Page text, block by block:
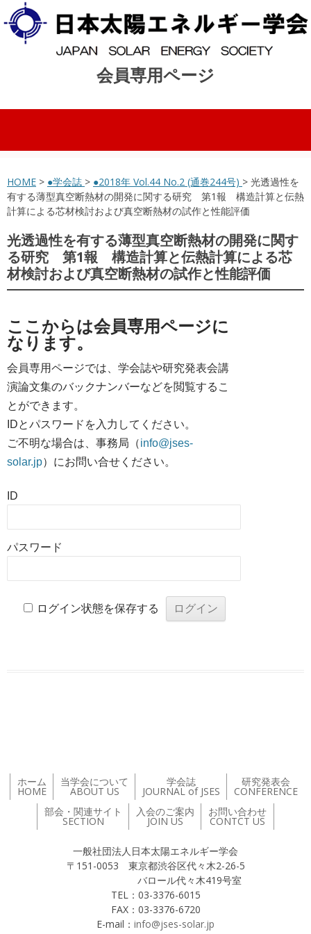
会員専用ページ
コンテンツへスキップ
HOME > ●学会誌 > ●2018年 Vol.44 No.2 (通巻244号) > 光透過性を
有する薄型真空断熱材の開発に関する研究 第1報 構造計算と伝熱
計算による芯材検討および真空断熱材の試作と性能評価
光透過性を有する薄型真空断熱材の開発に関す
る研究 第1報 構造計算と伝熱計算による芯
材検討および真空断熱材の試作と性能評価
ここからは会員専用ページに
なります。
会員専用ページでは、学会誌や研究発表会講
演論文集のバックナンバーなどを閲覧するこ
とができます。
IDとパスワードを入力してください。
ご不明な場合は、事務局（info@jses-
solar.jp）にお問い合せください。
ID
パスワード
ログイン状態を保存する
ホーム
HOME
当学会について
ABOUT US
学会誌
JOURNAL of JSES
研究発表会
CONFERENCE
部会・関連サイト
SECTION
入会のご案内
JOIN US
お問い合わせ
CONTCT US
一般社団法人日本太陽エネルギー学会
〒151-0053 東京都渋谷区代々木2-26-5
バロール代々木419号室
TEL：03-3376-6015
FAX：03-3376-6720
E-mail： info@jses-solar.jp